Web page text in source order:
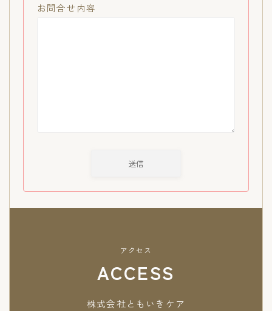
お問合せ内容
アクセス
ACCESS
株式会社ともいきケア